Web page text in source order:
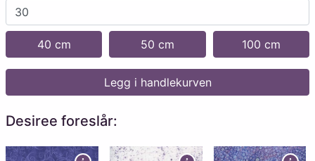
40 cm 50 cm 100 cm
Legg i handlekurven
Desiree foreslår: